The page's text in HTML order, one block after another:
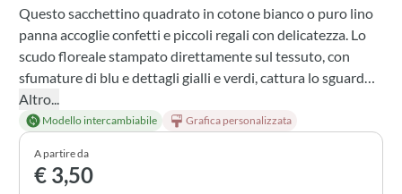
Questo sacchettino quadrato in cotone bianco o puro lino
panna accoglie confetti e piccoli regali con delicatezza. Lo
scudo floreale stampato direttamente sul tessuto, con
sfumature di blu e dettagli gialli e verdi, cattura lo sguardo
con eleganza sobria. Un dettaglio raffinato per bomboniere
da matrimonio che racconta il vostro stile attraverso i
colori e i materiali scelti. Disponibile con tulle, confetti
assortiti, profumazioni e nastri in molteplici varianti per
adattarsi perfettamente al vostro matrimonio.
Altro...
Modello intercambiabile Grafica personalizzata
A partire da
€ 3,50